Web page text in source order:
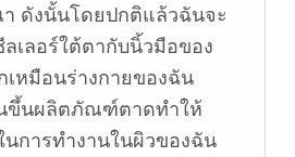
ดังนั้นโดยปกติแล้วฉันจะ
เลอร์ใต้ตากับนิ้วมือของ
เหมือนร่างกายของฉัน
ขึ้นผลิตภัณฑ์ตาดทำให้
นการทำงานในผิวของฉัน